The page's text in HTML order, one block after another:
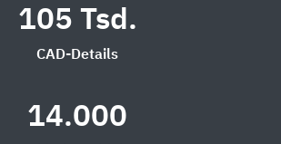
105 Tsd.
CAD-Details
14.000